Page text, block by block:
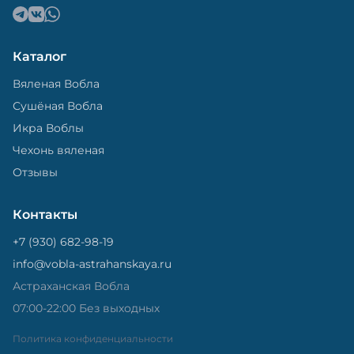
Каталог
Вяленая Вобла
Сушёная Вобла
Икра Воблы
Чехонь вяленая
Отзывы
Контакты
+7 (930) 682-98-19
info@vobla-astrahanskaya.ru
Астраханская Вобла
07:00-22:00 Без выходных
Политика конфиденциальности